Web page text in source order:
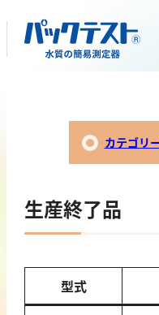
カテゴリ
生産終了品
型式
製品を探す
亜鉛
カドミウム
金